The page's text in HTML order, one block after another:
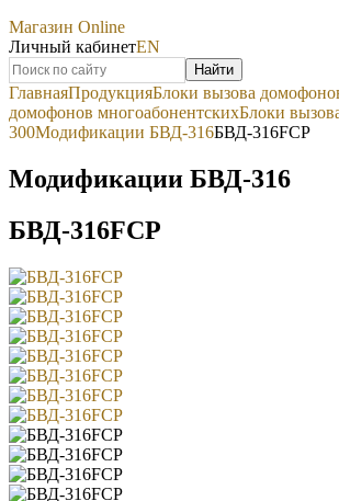
Магазин Online
Личный кабинетEN
Найти
ГлавнаяПродукцияБлоки вызова
домофонов многоабонентскихБлоки
300Модификации БВД-316БВД-316FCP
Модификации БВД-316
БВД-316FCP